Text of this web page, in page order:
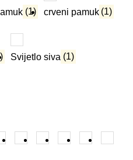
(1) crveni pamuk (1)
Svijetlo siva (1)
122 128 134 140 146